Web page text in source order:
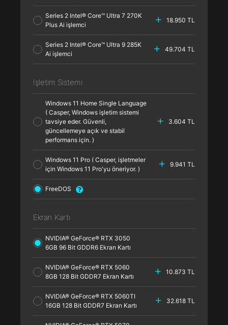
Series 2 Intel® Core™ Ultra 7 270K
Plus Ai işlemci
18.950 TL
Series 2 Intel® Core™ Ultra 9 285K
Ai işlemci
49.704 TL
İşletim Sistemi
Windows 11 Home Single Language
( Casper, Windows işletim sistemi
tavsiye eder. Güvenli,
güncellemeye açık ve stabil
performans için. )
3.604 TL
Windows 11 Pro ( Casper, işletmeler
için Windows 11 Pro'yu öneriyor. )
9.941 TL
FreeDOS
Ekran Kartı
NVIDIA® GeForce® RTX 3050
6GB 96 Bit GDDR6 Ekran Kartı
NVIDIA® GeForce® RTX 5060
8GB 128 Bit GDDR7 Ekran Kartı
10.873 TL
NVIDIA® GeForce® RTX 5060TI
16GB 128 Bit GDDR7 Ekran Kartı
32.618 TL